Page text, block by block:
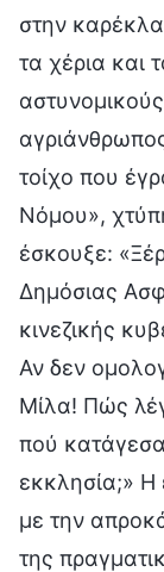
στην
τα χέρια και
τοίχο που
Νόμου»,
έσκουξε:
Δημόσιας
κινεζικής
Αν δεν
Μίλα! Πώς
πού
εκκλησία;» Η
με την
της